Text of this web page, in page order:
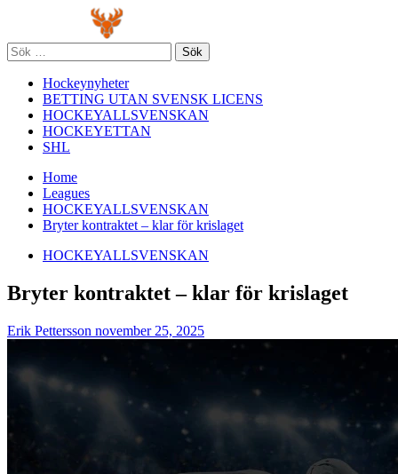
content
Sök
efter:
Hockeynyheter
BETTING UTAN SVENSK LICENS
HOCKEYALLSVENSKAN
HOCKEYETTAN
SHL
Home
Leagues
HOCKEYALLSVENSKAN
Bryter kontraktet – klar för krislaget
HOCKEYALLSVENSKAN
Bryter kontraktet – klar för krislaget
Erik Pettersson november 25, 2025